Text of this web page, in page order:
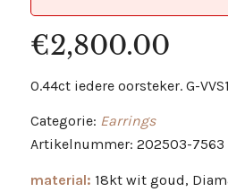
€2,800.00
0.44ct iedere oorsteker. G-VVS1
Categorie: Earrings
Artikelnummer: 202503-7563
material: 18kt wit goud,